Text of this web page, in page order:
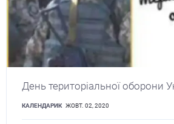
День територіальної оборони
КАЛЕНДАРИК ЖОВТ. 02, 2020